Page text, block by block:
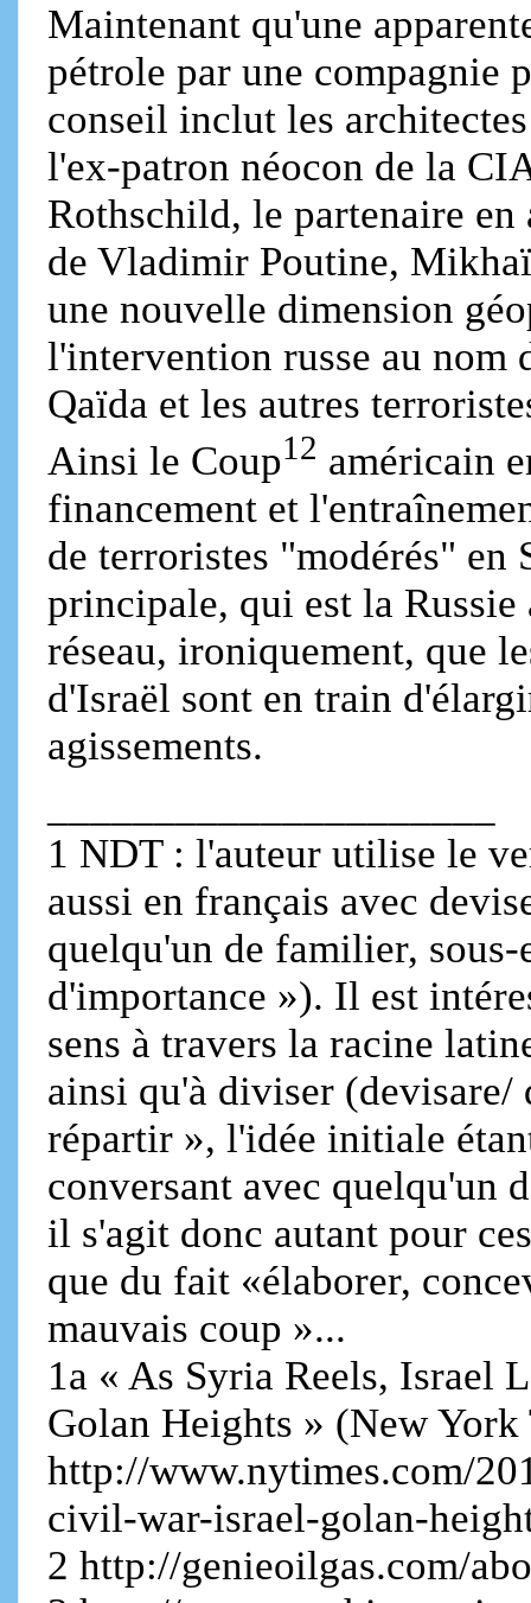
Maintenant qu'une
pétrole par une compagnie
conseil inclut les
l'ex-patron néocon de la
Rothschild, le partenaire
de Vladimir Poutine,
une nouvelle dimension
l'intervention russe au nom
Qaïda et les autres
Ainsi le Coup12 américain
financement et
de terroristes "modérés"
principale, qui est la
réseau, ironiquement, que
d'Israël sont en train
agissements.
1 NDT : l'auteur utilise le
aussi en français avec
quelqu'un de familier, sous-
d'importance »). Il est
sens à travers la racine
ainsi qu'à diviser
répartir », l'idée initiale
conversant avec quelqu'un
il s'agit donc autant pour
que du fait «élaborer,
mauvais coup »...
1a « As Syria Reels, Israel
Golan Heights » (New
http://www.nytimes.com/
civil-war-israel-golan-
2 http://genieoilgas.com/